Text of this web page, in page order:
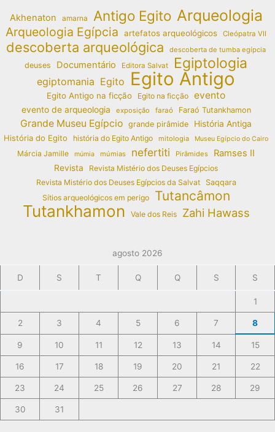
Akhenaton amarna Antigo Egito Arqueologia
Arqueologia Egípcia artefatos arqueológicos Cleópatra VII
descoberta arqueológica descoberta de tumba egípcia
deuses Documentário Editora Salvat Egiptologia
egiptomania Egito Egito Antigo
Egito Antigo na ficção Egito na ficção evento
evento de arqueologia exposição faraó Faraó Tutankhamon
Grande Museu Egípcio grande pirâmide
História Antiga
História do Egito
história do Egito Antigo mitologia Museu Egípcio do Cairo
Márcia Jamille múmia múmias nefertiti Pirâmides Ramses II
Revista
Revista Mistério dos Deuses Egípcios
Revista Mistério dos Deuses Egípcios da Salvat
Saqqara
Sítios arqueológicos em perigo
Tutancâmon
Tutankhamon Vale dos Reis Zahi Hawass
agosto 2026
D S T Q Q S S
1
2 3 4 5 6 7 8
9 10 11 12 13 14 15
16 17 18 19 20 21 22
23 24 25 26 27 28 29
30 31